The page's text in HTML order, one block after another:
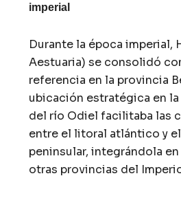
imperial
Durante la época imperial,
Aestuaria) se consolidó
referencia en la provincia
ubicación estratégica en
del río Odiel facilitaba las
entre el litoral atlántico y
peninsular, integrándola
otras provincias del